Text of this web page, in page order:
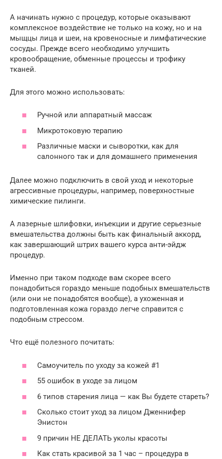
А начинать нужно с процедур, которые оказывают
комплексное воздействие не только на кожу, но и на
мыщцы лица и шеи, на кровеносные и лимфатические
сосуды. Прежде всего необходимо улучшить
кровообращение, обменные процессы и трофику
тканей.
Для этого можно использовать:
Ручной или аппаратный массаж
Микротоковую терапию
Различные маски и сыворотки, как для
салонного так и для домашнего применения
Далее можно подключить в свой уход и некоторые
агрессивные процедуры, например, поверхностные
химические пилинги.
А лазерные шлифовки, инъекции и другие серьезные
вмешательства должны быть как финальный аккорд,
как завершающий штрих вашего курса анти-эйдж
процедур.
Именно при таком подходе вам скорее всего
понадобиться гораздо меньше подобных вмешательств
(или они не понадобятся вообще), а ухоженная и
подготовленная кожа гораздо легче справится с
подобным стрессом.
Что ещё полезного почитать:
Самоучитель по уходу за кожей #1
55 ошибок в уходе за лицом
6 типов старения лица — как Вы будете стареть?
Сколько стоит уход за лицом Дженнифер
Энистон
9 причин НЕ ДЕЛАТЬ уколы красоты
Как стать красивой за 1 час – процедура в